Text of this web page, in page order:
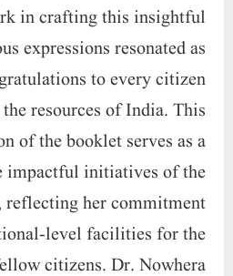
level facilities for the
citizens. Dr. Nowhera
is articulated as a heartfelt
the concerns of India’s
in a unified moment. In a
by people from various
to resolving the
faced by citizens stands
not only encapsulates the